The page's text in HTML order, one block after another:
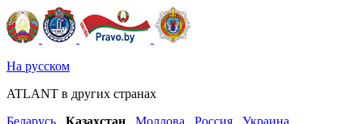
На русском
ATLANT в других странах
Беларусь
Казахстан Молдова Россия Украина